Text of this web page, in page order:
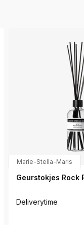
Marie-Stella-Maris
Geurstokjes Rock
Deliverytime